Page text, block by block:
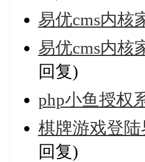
易优cms内核
易优cms内核
回复)
php小鱼授权
棋牌游戏登
回复)